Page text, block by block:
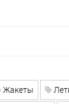
Жакеты